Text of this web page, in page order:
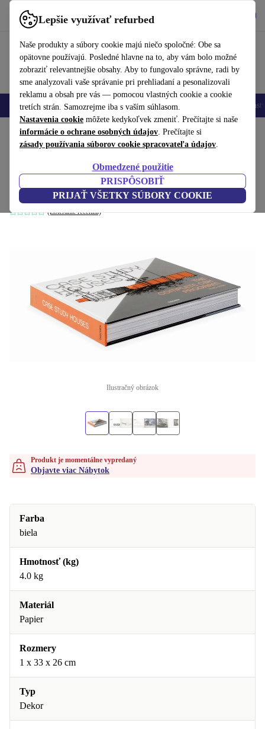
Lepšie využívať refurbed
Naše produkty a súbory cookie majú niečo spoločné: Obe sa
opätovne používajú. Posledné hlavne na to, aby vám bolo možné
zobraziť relevantnejšie obsahy. Aby to fungovalo správne, radi by
sme analyzovali vaše správanie pri prehliadaní a pesonalizovali
reklamu a obsah pre vás — pomocou vlastných cookie a cookie
tretích strán. Samozrejme iba s vaším súhlasom.
Nastavenia cookie môžete kedykoľvek zmeniť. Prečítajte si naše
informácie o ochrane osobných údajov. Prečítajte si
zásady používania súborov cookie spracovateľa údajov.
Obmedzené použitie
PRISPÔSOBIŤ
PRIJAŤ VŠETKY SÚBORY COOKIE
používať refurbed rýchlo a jednoducho
Mobilné telefóny Laptopy Tablety Inteligentné hodinky
Domov Produkty Domácnosť Nábytok
Case Study Houses. The Complete CSH
Program 1945-1966
biela
(Zbieranie recenzií)
Ilustračný obrázok
Produkt je momentálne vypredaný
Objavte viac Nábytok
Farba
biela
Hmotnosť (kg)
4.0 kg
Materiál
Papier
Rozmery
1 x 33 x 26 cm
Typ
Dekor